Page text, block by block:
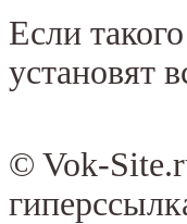
Если
установят
© Vok-